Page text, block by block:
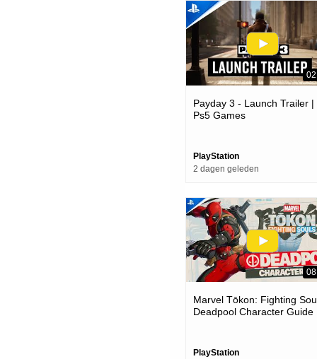
Payday 3 - Launch Trailer |
Ps5 Games
PlayStation
2 dagen geleden
Marvel Tōkon: Fighting
Deadpool Character Guide
PlayStation